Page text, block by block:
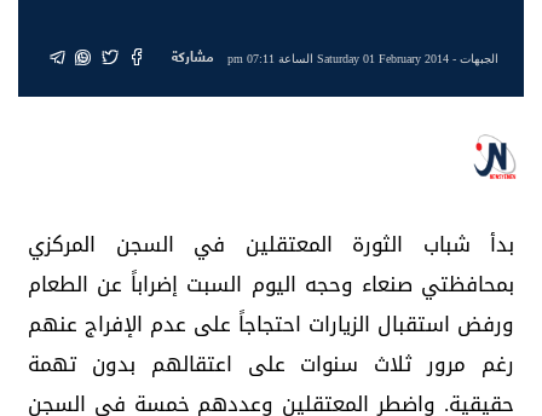
الجبهات- Saturday 01 February 2014 الساعة 07:11 pm مشاركة
بدأ شباب الثورة المعتقلين في السجن المركزي
بمحافظتي صنعاء وحجه اليوم السبت إضراباً عن الطعام
ورفض استقبال الزيارات احتجاجاً على عدم الإفراج عنهم
رغم مرور ثلاث سنوات على اعتقالهم بدون تهمة
حقيقية. واضطر المعتقلين وعددهم خمسة في السجن